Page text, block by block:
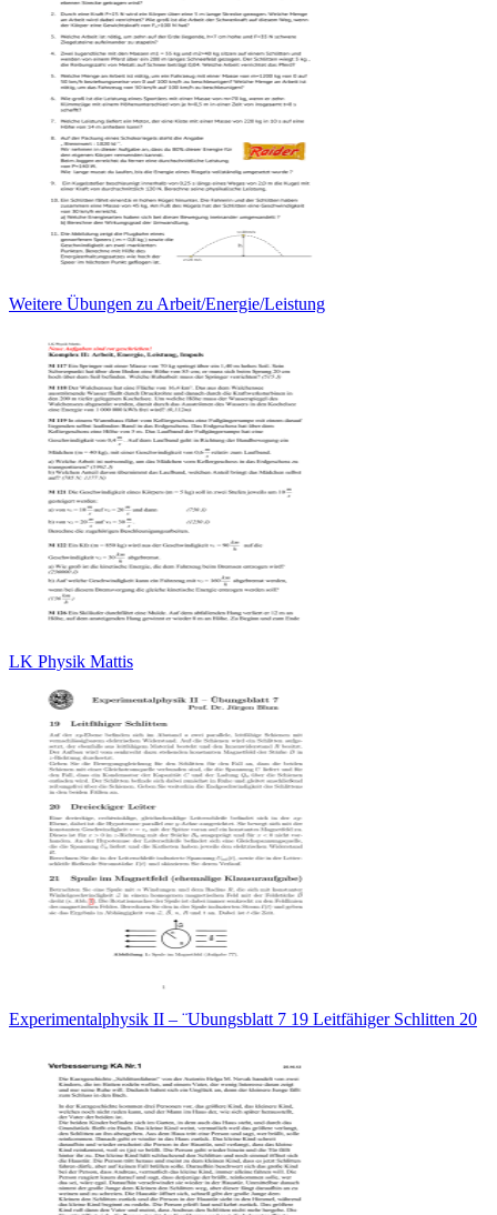
Weitere Übungen zu Arbeit/Energie/Leistung
LK Physik Mattis
Experimentalphysik II – ¨Ubungsblatt 7 19 Leitfähiger Schlitten 20